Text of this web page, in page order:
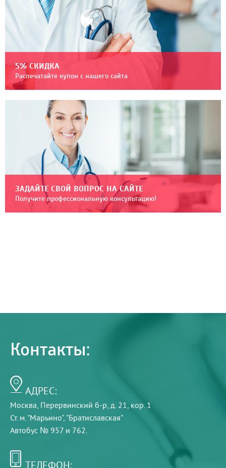
5% СКИДКА
Распечатайте купон с нашего сайта
ЗАДАЙТЕ СВОЙ ВОПРОС НА САЙТЕ
Получите профессиональную консультацию!
Контакты:
АДРЕС:
Москва, Перервинский б-р, д. 21, кор. 1
Ст. м. "Марьино", "Братиславская"
Автобус № 957 и 762.
ТЕЛЕФОН: